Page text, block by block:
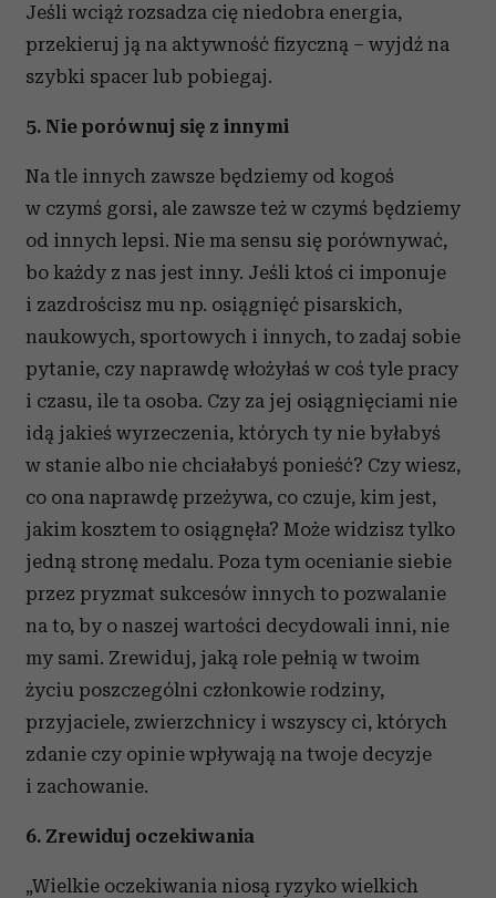
otrzymanymi od Ciebie lub uzyskanymi podczas
korzystania z ich usług.
Jeśli wciąż rozsadza cię niedobra energia,
przekieruj ją na aktywność fizyczną – wyjdź na
szybki spacer lub pobiegaj.
5. Nie porównuj się z innymi
Na tle innych zawsze będziemy od kogoś
w czymś gorsi, ale zawsze też w czymś będziemy
od innych lepsi. Nie ma sensu się porównywać,
bo każdy z nas jest inny. Jeśli ktoś ci imponuje
i zazdrościsz mu np. osiągnięć pisarskich,
naukowych, sportowych i innych, to zadaj sobie
pytanie, czy naprawdę włożyłaś w coś tyle pracy
i czasu, ile ta osoba. Czy za jej osiągnięciami nie
idą jakieś wyrzeczenia, których ty nie byłabyś
w stanie albo nie chciałabyś ponieść? Czy wiesz,
co ona naprawdę przeżywa, co czuje, kim jest,
jakim kosztem to osiągnęła? Może widzisz tylko
jedną stronę medalu. Poza tym ocenianie siebie
przez pryzmat sukcesów innych to pozwalanie
na to, by o naszej wartości decydowali inni, nie
my sami. Zrewiduj, jaką role pełnią w twoim
życiu poszczególni członkowie rodziny,
przyjaciele, zwierzchnicy i wszyscy ci, których
zdanie czy opinie wpływają na twoje decyzje
i zachowanie.
6. Zrewiduj oczekiwania
„Wielkie oczekiwania niosą ryzyko wielkich